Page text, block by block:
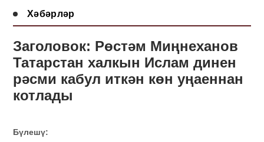
Хәбәрләр
Заголовок: Рөстәм Миңнеханов
Татарстан халкын Ислам динен
рәсми кабул иткән көн уңаеннан
котлады
Бүлешү: